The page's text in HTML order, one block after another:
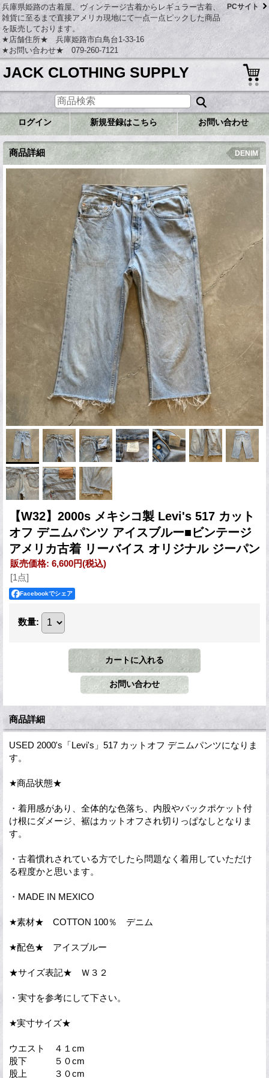
兵庫県姫路の古着屋、ヴィンテージ古着からレギュラー古着、
雑貨に至るまで直接アメリカ現地にて一点一点ピックした商品
を販売しております。
★店舗住所★ 兵庫姫路市白鳥台1-33-16
★お問い合わせ★ 079-260-7121
PCサイト
JACK CLOTHING SUPPLY
ログイン 新規登録はこちら お問い合わせ
商品詳細 DENIM
【W32】2000s メキシコ製 Levi's 517 カット
オフ デニムパンツ アイスブルー■ビンテージ
アメリカ古着 リーバイス オリジナル ジーパン
販売価格: 6,600円(税込)
[1点]
Facebookでシェア
数量:
商品詳細
USED 2000's「Levi's」517 カットオフ デニムパンツになりま
す。
★商品状態★
・着用感があり、全体的な色落ち、内股やバックポケット付
け根にダメージ、裾はカットオフされ切りっぱなしとなりま
す。
・古着慣れされている方でしたら問題なく着用していただけ
る程度かと思います。
・MADE IN MEXICO
★素材★ COTTON 100％ デニム
★配色★ アイスブルー
★サイズ表記★ Ｗ３２
・実寸を参考にして下さい。
★実寸サイズ★
ウエスト ４１cm
股下 ５０cm
股上 ３０cm